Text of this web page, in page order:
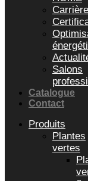
Salons
Catalogue
Contact
Produits
Plantes
vertes